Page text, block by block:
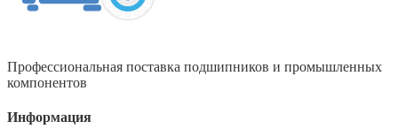
Профессиональная поставка подшипников и промышленных
компонентов
Информация